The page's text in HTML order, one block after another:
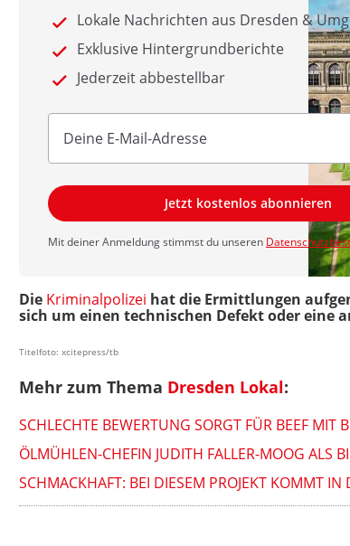
Lokale Nachrichten aus Dresden &
Exklusive Hintergrundberichte
Jederzeit abbestellbar
Jetzt kostenlos abonnieren
Mit deiner Anmeldung stimmst du unseren
Die Kriminalpolizei hat die Ermittlungen
sich um einen technischen Defekt oder eine
Titelfoto: xcitepress/tb
Mehr zum Thema Dresden Lokal:
SCHLECHTE BEWERTUNG SORGT FÜR BEEF MIT
ÖLMÜHLEN-CHEFIN JUDITH FALLER-MOOG ALS
SCHMACKHAFT: BEI DIESEM PROJEKT KOMMT